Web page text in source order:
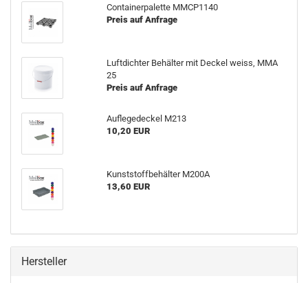
Containerpalette MMCP1140
Preis auf Anfrage
Luftdichter Behälter mit Deckel weiss, MMA
25
Preis auf Anfrage
Auflegedeckel M213
10,20 EUR
Kunststoffbehälter M200A
13,60 EUR
Hersteller